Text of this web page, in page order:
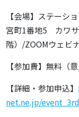
【会場】ステーシ
宮町1番地5 カワ
階）/ZOOMウェビ
【参加費】無料（
【詳細・参加申込】
net.ne.jp/